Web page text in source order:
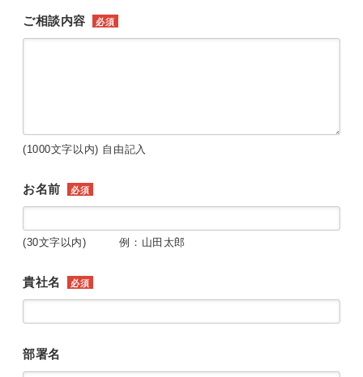
ご相談内容 必須
(1000文字以内) 自由記入
お名前 必須
(30文字以内) 例：山田太郎
貴社名 必須
部署名